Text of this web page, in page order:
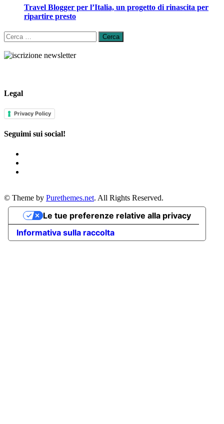
Travel Blogger per l’Italia, un progetto di rinascita per
ripartire presto
Ricerca
per:
Legal
Privacy Policy
Seguimi sui social!
© Theme by Purethemes.net. All Rights Reserved.
Informativa sulla raccolta
Le tue preferenze relative alla privacy